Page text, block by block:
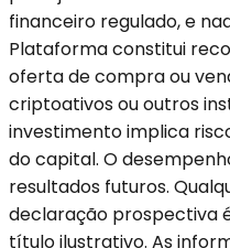
financeiro regulado, e
Plataforma constitui
oferta de compra ou
criptoativos ou outros
investimento implica
do capital. O
resultados futuros.
declaração prospectiva
título ilustrativo. As